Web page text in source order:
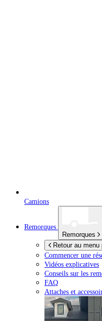
Camions
Remorques
Remorques
Retour au menu
Commencer une
Vidéos explicatives
Conseils sur les
FAQ
Attaches et